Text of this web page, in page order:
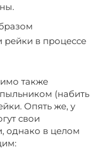
рейки в процессе
также
(набить
Опять же, у
свои
однако в целом